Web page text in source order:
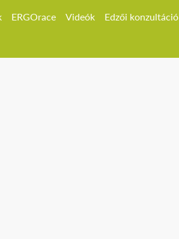
ERGOrace Videók Edzői konzultáció